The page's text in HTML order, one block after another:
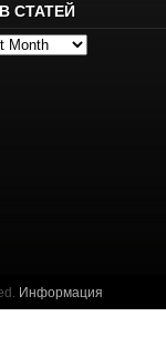
СТАТЕЙ
Информация